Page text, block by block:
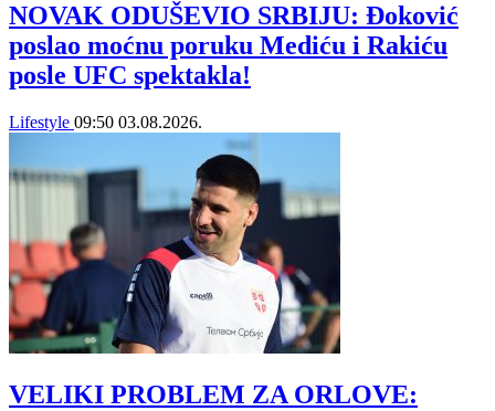
NOVAK ODUŠEVIO SRBIJU: Đoković
poslao moćnu poruku Mediću i Rakiću
posle UFC spektakla!
Lifestyle 09:50 03.08.2026.
VELIKI PROBLEM ZA ORLOVE: